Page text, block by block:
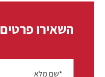
השאירו פרטים